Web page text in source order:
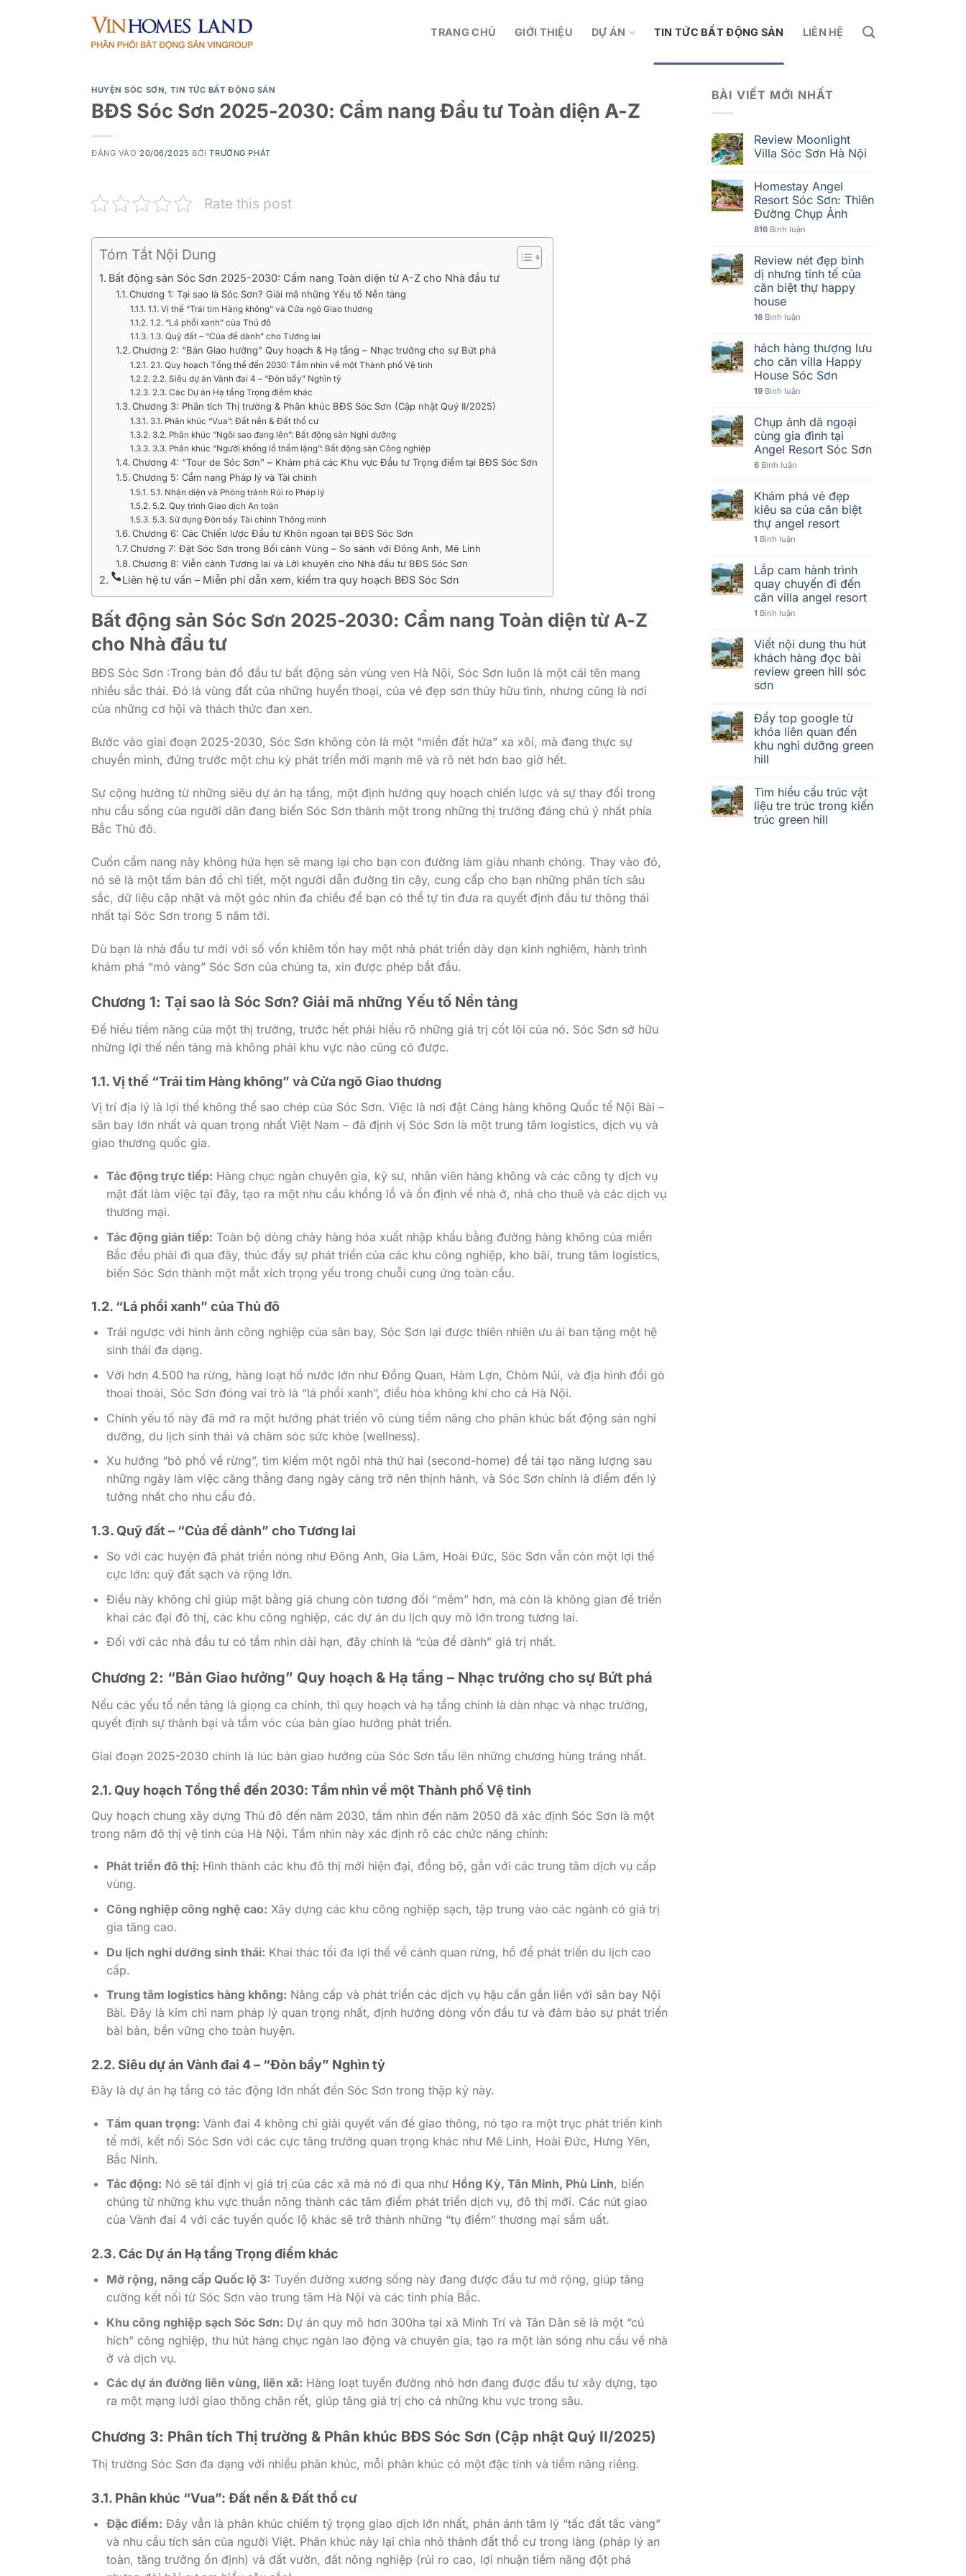
TRANG CHỦ GIỚI THIỆU DỰ ÁN TIN TỨC BẤT ĐỘNG SẢN LIÊN HỆ
HUYỆN SÓC SƠN,TIN TỨC BẤT ĐỘNG SẢN
BĐS Sóc Sơn 2025-2030: Cẩm nang Đầu tư Toàn diện A-Z
ĐĂNG VÀO 20/06/2025 BỞITRƯỜNG PHÁT
Rate this post
Tóm Tắt Nội Dung
Bất động sản Sóc Sơn 2025-2030: Cẩm nang Toàn diện từ A-Z cho Nhà đầu tư
Chương 1: Tại sao là Sóc Sơn? Giải mã những Yếu tố Nền tảng
1.1. Vị thế “Trái tim Hàng không” và Cửa ngõ Giao thương
1.2. “Lá phổi xanh” của Thủ đô
1.3. Quỹ đất – “Của để dành” cho Tương lai
Chương 2: “Bản Giao hưởng” Quy hoạch & Hạ tầng – Nhạc trưởng cho sự Bứt phá
2.1. Quy hoạch Tổng thể đến 2030: Tầm nhìn về một Thành phố Vệ tinh
2.2. Siêu dự án Vành đai 4 – “Đòn bẩy” Nghìn tỷ
2.3. Các Dự án Hạ tầng Trọng điểm khác
Chương 3: Phân tích Thị trường & Phân khúc BĐS Sóc Sơn (Cập nhật Quý II/2025)
3.1. Phân khúc “Vua”: Đất nền & Đất thổ cư
3.2. Phân khúc “Ngôi sao đang lên”: Bất động sản Nghỉ dưỡng
3.3. Phân khúc “Người khổng lồ thầm lặng”: Bất động sản Công nghiệp
Chương 4: “Tour de Sóc Sơn” – Khám phá các Khu vực Đầu tư Trọng điểm tại BĐS Sóc Sơn
Chương 5: Cẩm nang Pháp lý và Tài chính
5.1. Nhận diện và Phòng tránh Rủi ro Pháp lý
5.2. Quy trình Giao dịch An toàn
5.3. Sử dụng Đòn bẩy Tài chính Thông minh
Chương 6: Các Chiến lược Đầu tư Khôn ngoan tại BĐS Sóc Sơn
Chương 7: Đặt Sóc Sơn trong Bối cảnh Vùng – So sánh với Đông Anh, Mê Linh
Chương 8: Viễn cảnh Tương lai và Lời khuyên cho Nhà đầu tư BĐS Sóc Sơn
Liên hệ tư vấn – Miễn phí dẫn xem, kiểm tra quy hoạch BĐS Sóc Sơn
Bất động sản Sóc Sơn 2025-2030: Cẩm nang Toàn diện từ A-Z
cho Nhà đầu tư
BĐS Sóc Sơn :Trong bản đồ đầu tư bất động sản vùng ven Hà Nội, Sóc Sơn luôn là một cái tên mang
nhiều sắc thái. Đó là vùng đất của những huyền thoại, của vẻ đẹp sơn thủy hữu tình, nhưng cũng là nơi
của những cơ hội và thách thức đan xen.
Bước vào giai đoạn 2025-2030, Sóc Sơn không còn là một “miền đất hứa” xa xôi, mà đang thực sự
chuyển mình, đứng trước một chu kỳ phát triển mới mạnh mẽ và rõ nét hơn bao giờ hết.
Sự cộng hưởng từ những siêu dự án hạ tầng, một định hướng quy hoạch chiến lược và sự thay đổi trong
nhu cầu sống của người dân đang biến Sóc Sơn thành một trong những thị trường đáng chú ý nhất phía
Bắc Thủ đô.
Cuốn cẩm nang này không hứa hẹn sẽ mang lại cho bạn con đường làm giàu nhanh chóng. Thay vào đó,
nó sẽ là một tấm bản đồ chi tiết, một người dẫn đường tin cậy, cung cấp cho bạn những phân tích sâu
sắc, dữ liệu cập nhật và một góc nhìn đa chiều để bạn có thể tự tin đưa ra quyết định đầu tư thông thái
nhất tại Sóc Sơn trong 5 năm tới.
Dù bạn là nhà đầu tư mới với số vốn khiêm tốn hay một nhà phát triển dày dạn kinh nghiệm, hành trình
khám phá “mỏ vàng” Sóc Sơn của chúng ta, xin được phép bắt đầu.
Chương 1: Tại sao là Sóc Sơn? Giải mã những Yếu tố Nền tảng
Để hiểu tiềm năng của một thị trường, trước hết phải hiểu rõ những giá trị cốt lõi của nó. Sóc Sơn sở hữu
những lợi thế nền tảng mà không phải khu vực nào cũng có được.
1.1. Vị thế “Trái tim Hàng không” và Cửa ngõ Giao thương
Vị trí địa lý là lợi thế không thể sao chép của Sóc Sơn. Việc là nơi đặt Cảng hàng không Quốc tế Nội Bài –
sân bay lớn nhất và quan trọng nhất Việt Nam – đã định vị Sóc Sơn là một trung tâm logistics, dịch vụ và
giao thương quốc gia.
Tác động trực tiếp: Hàng chục ngàn chuyên gia, kỹ sư, nhân viên hàng không và các công ty dịch vụ
mặt đất làm việc tại đây, tạo ra một nhu cầu khổng lồ và ổn định về nhà ở, nhà cho thuê và các dịch vụ
thương mại.
Tác động gián tiếp: Toàn bộ dòng chảy hàng hóa xuất nhập khẩu bằng đường hàng không của miền
Bắc đều phải đi qua đây, thúc đẩy sự phát triển của các khu công nghiệp, kho bãi, trung tâm logistics,
biến Sóc Sơn thành một mắt xích trọng yếu trong chuỗi cung ứng toàn cầu.
1.2. “Lá phổi xanh” của Thủ đô
Trái ngược với hình ảnh công nghiệp của sân bay, Sóc Sơn lại được thiên nhiên ưu ái ban tặng một hệ
sinh thái đa dạng.
Với hơn 4.500 ha rừng, hàng loạt hồ nước lớn như Đồng Quan, Hàm Lợn, Chòm Núi, và địa hình đồi gò
thoai thoải, Sóc Sơn đóng vai trò là “lá phổi xanh”, điều hòa không khí cho cả Hà Nội.
Chính yếu tố này đã mở ra một hướng phát triển vô cùng tiềm năng cho phân khúc bất động sản nghỉ
dưỡng, du lịch sinh thái và chăm sóc sức khỏe (wellness).
Xu hướng “bỏ phố về rừng”, tìm kiếm một ngôi nhà thứ hai (second-home) để tái tạo năng lượng sau
những ngày làm việc căng thẳng đang ngày càng trở nên thịnh hành, và Sóc Sơn chính là điểm đến lý
tưởng nhất cho nhu cầu đó.
1.3. Quỹ đất – “Của để dành” cho Tương lai
So với các huyện đã phát triển nóng như Đông Anh, Gia Lâm, Hoài Đức, Sóc Sơn vẫn còn một lợi thế
cực lớn: quỹ đất sạch và rộng lớn.
Điều này không chỉ giúp mặt bằng giá chung còn tương đối “mềm” hơn, mà còn là không gian để triển
khai các đại đô thị, các khu công nghiệp, các dự án du lịch quy mô lớn trong tương lai.
Đối với các nhà đầu tư có tầm nhìn dài hạn, đây chính là “của để dành” giá trị nhất.
Chương 2: “Bản Giao hưởng” Quy hoạch & Hạ tầng – Nhạc trưởng cho sự Bứt phá
Nếu các yếu tố nền tảng là giọng ca chính, thì quy hoạch và hạ tầng chính là dàn nhạc và nhạc trưởng,
quyết định sự thành bại và tầm vóc của bản giao hưởng phát triển.
Giai đoạn 2025-2030 chính là lúc bản giao hưởng của Sóc Sơn tấu lên những chương hùng tráng nhất.
2.1. Quy hoạch Tổng thể đến 2030: Tầm nhìn về một Thành phố Vệ tinh
Quy hoạch chung xây dựng Thủ đô đến năm 2030, tầm nhìn đến năm 2050 đã xác định Sóc Sơn là một
trong năm đô thị vệ tinh của Hà Nội. Tầm nhìn này xác định rõ các chức năng chính:
Phát triển đô thị: Hình thành các khu đô thị mới hiện đại, đồng bộ, gắn với các trung tâm dịch vụ cấp
vùng.
Công nghiệp công nghệ cao: Xây dựng các khu công nghiệp sạch, tập trung vào các ngành có giá trị
gia tăng cao.
Du lịch nghỉ dưỡng sinh thái: Khai thác tối đa lợi thế về cảnh quan rừng, hồ để phát triển du lịch cao
cấp.
Trung tâm logistics hàng không: Nâng cấp và phát triển các dịch vụ hậu cần gắn liền với sân bay Nội
Bài. Đây là kim chỉ nam pháp lý quan trọng nhất, định hướng dòng vốn đầu tư và đảm bảo sự phát triển
bài bản, bền vững cho toàn huyện.
2.2. Siêu dự án Vành đai 4 – “Đòn bẩy” Nghìn tỷ
Đây là dự án hạ tầng có tác động lớn nhất đến Sóc Sơn trong thập kỷ này.
Tầm quan trọng: Vành đai 4 không chỉ giải quyết vấn đề giao thông, nó tạo ra một trục phát triển kinh
tế mới, kết nối Sóc Sơn với các cực tăng trưởng quan trọng khác như Mê Linh, Hoài Đức, Hưng Yên,
Bắc Ninh.
Tác động: Nó sẽ tái định vị giá trị của các xã mà nó đi qua như Hồng Kỳ, Tân Minh, Phù Linh, biến
chúng từ những khu vực thuần nông thành các tâm điểm phát triển dịch vụ, đô thị mới. Các nút giao
của Vành đai 4 với các tuyến quốc lộ khác sẽ trở thành những “tụ điểm” thương mại sầm uất.
2.3. Các Dự án Hạ tầng Trọng điểm khác
Mở rộng, nâng cấp Quốc lộ 3: Tuyến đường xương sống này đang được đầu tư mở rộng, giúp tăng
cường kết nối từ Sóc Sơn vào trung tâm Hà Nội và các tỉnh phía Bắc.
Khu công nghiệp sạch Sóc Sơn: Dự án quy mô hơn 300ha tại xã Minh Trí và Tân Dân sẽ là một “cú
hích” công nghiệp, thu hút hàng chục ngàn lao động và chuyên gia, tạo ra một làn sóng nhu cầu về nhà
ở và dịch vụ.
Các dự án đường liên vùng, liên xã: Hàng loạt tuyến đường nhỏ hơn đang được đầu tư xây dựng, tạo
ra một mạng lưới giao thông chân rết, giúp tăng giá trị cho cả những khu vực trong sâu.
Chương 3: Phân tích Thị trường & Phân khúc BĐS Sóc Sơn (Cập nhật Quý II/2025)
Thị trường Sóc Sơn đa dạng với nhiều phân khúc, mỗi phân khúc có một đặc tính và tiềm năng riêng.
3.1. Phân khúc “Vua”: Đất nền & Đất thổ cư
Đặc điểm: Đây vẫn là phân khúc chiếm tỷ trọng giao dịch lớn nhất, phản ánh tâm lý “tấc đất tấc vàng”
và nhu cầu tích sản của người Việt. Phân khúc này lại chia nhỏ thành đất thổ cư trong làng (pháp lý an
toàn, tăng trưởng ổn định) và đất vườn, đất nông nghiệp (rủi ro cao, lợi nhuận tiềm năng đột phá
BÀI VIẾT MỚI NHẤT
Review Moonlight
Villa Sóc Sơn Hà Nội
Homestay Angel
Resort Sóc Sơn: Thiên
Đường Chụp Ảnh
816Bình luận
Review nét đẹp bình
dị nhưng tinh tế của
căn biệt thự happy
house
16Bình luận
hách hàng thượng lưu
cho căn villa Happy
House Sóc Sơn
19Bình luận
Chụp ảnh dã ngoại
cùng gia đình tại
Angel Resort Sóc Sơn
6Bình luận
Khám phá vẻ đẹp
kiêu sa của căn biệt
thự angel resort
1 Bình luận
Lắp cam hành trình
quay chuyến đi đến
căn villa angel resort
1 Bình luận
Viết nội dung thu hút
khách hàng đọc bài
review green hill sóc
sơn
Đẩy top google từ
khóa liên quan đến
khu nghỉ dưỡng green
hill
Tìm hiểu cấu trúc vật
liệu tre trúc trong kiến
trúc green hill